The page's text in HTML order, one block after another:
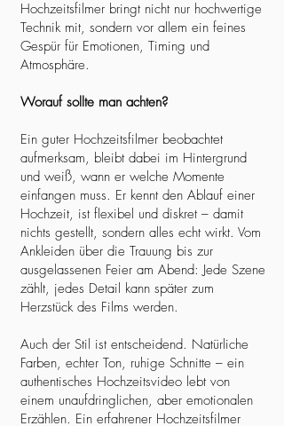
Hochzeitsfilmer bringt nicht nur hochwertige
Technik mit, sondern vor allem ein feines
Gespür für Emotionen, Timing und
Atmosphäre.
Worauf sollte man achten?
Ein guter Hochzeitsfilmer beobachtet
aufmerksam, bleibt dabei im Hintergrund
und weiß, wann er welche Momente
einfangen muss. Er kennt den Ablauf einer
Hochzeit, ist flexibel und diskret – damit
nichts gestellt, sondern alles echt wirkt. Vom
Ankleiden über die Trauung bis zur
ausgelassenen Feier am Abend: Jede Szene
zählt, jedes Detail kann später zum
Herzstück des Films werden.
Auch der Stil ist entscheidend. Natürliche
Farben, echter Ton, ruhige Schnitte – ein
authentisches Hochzeitsvideo lebt von
einem unaufdringlichen, aber emotionalen
Erzählen. Ein erfahrener Hochzeitsfilmer